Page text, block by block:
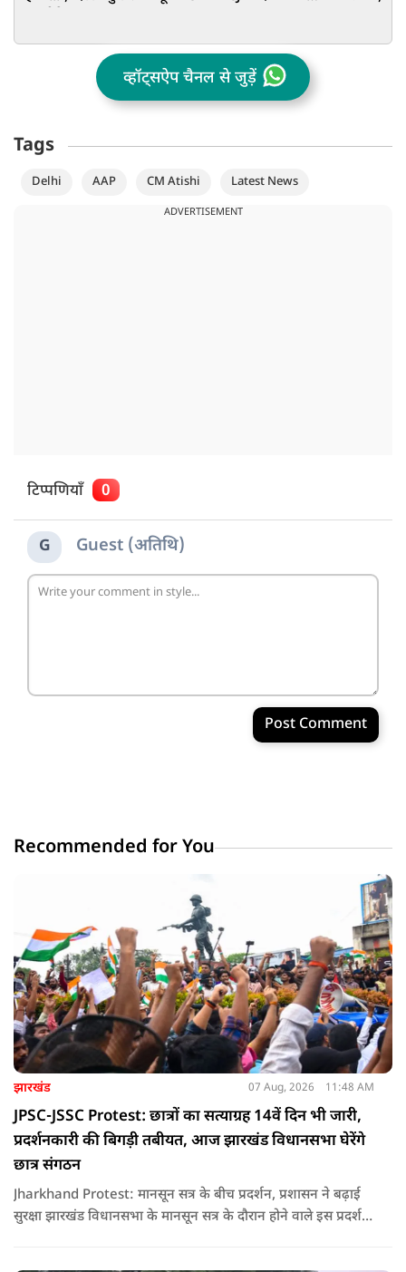
व्हॉट्सऐप चैनल से जुड़ें
Tags
Delhi AAP CM Atishi Latest News
ADVERTISEMENT
टिप्पणियाँ 0
G Guest (अतिथि)
Post Comment
Recommended for You
झारखंड 07 Aug, 2026 11:48 AM
JPSC-JSSC Protest: छात्रों का सत्याग्रह 14वें दिन भी जारी,
प्रदर्शनकारी की बिगड़ी तबीयत, आज झारखंड विधानसभा घेरेंगे
छात्र संगठन
Jharkhand Protest: मानसून सत्र के बीच प्रदर्शन, प्रशासन ने बढ़ाई
सुरक्षा झारखंड विधानसभा के मानसून सत्र के दौरान होने वाले इस प्रदर्शन